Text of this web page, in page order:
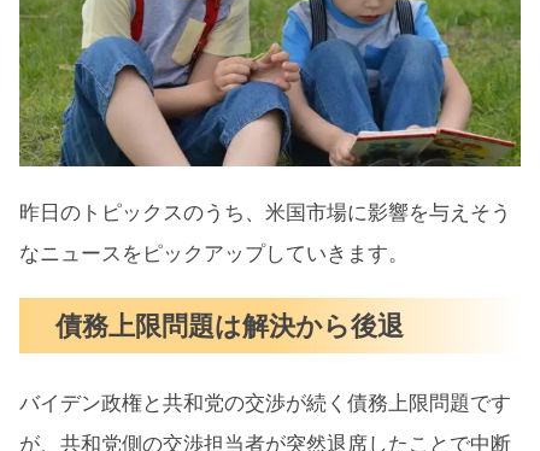
昨日のトピックスのうち、米国市場に影響を与えそう
なニュースをピックアップしていきます。
債務上限問題は解決から後退
バイデン政権と共和党の交渉が続く債務上限問題です
が、共和党側の交渉担当者が突然退席したことで中断